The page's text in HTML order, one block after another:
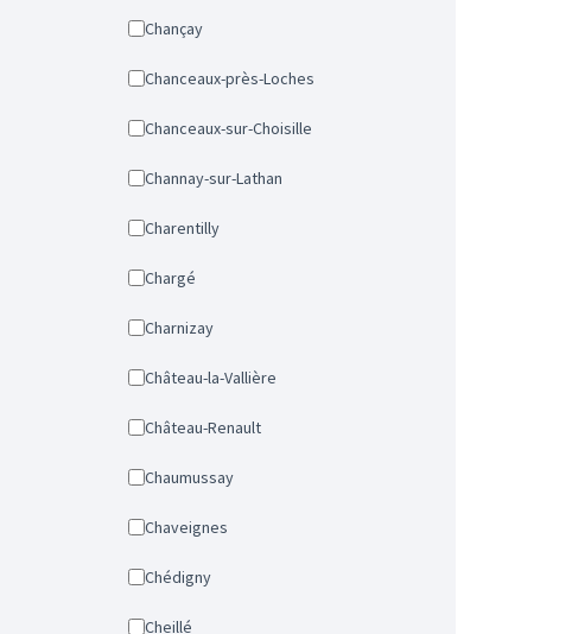
Chançay
Chanceaux-près-Loches
Chanceaux-sur-Choisille
Channay-sur-Lathan
Charentilly
Chargé
Charnizay
Château-la-Vallière
Château-Renault
Chaumussay
Chaveignes
Chédigny
Cheillé